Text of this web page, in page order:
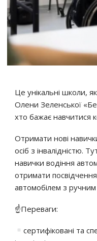
Це унікальні школи,
Олени Зеленської
хто бажає навчитися
Отримати нові
осіб з інвалідністю.
навички водіння
отримати
автомобілем з
☝️Переваги:
сертифіковані та